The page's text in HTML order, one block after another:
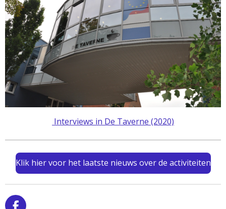
Interviews in De Taverne (2020)
Klik hier voor het laatste nieuws over de activiteiten